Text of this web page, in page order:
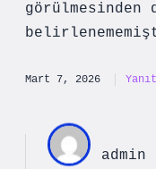
görülmesinden
Mart 7, 2026
admin